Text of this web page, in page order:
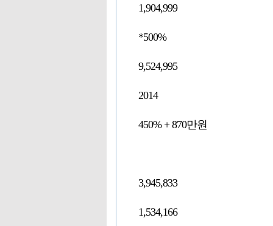
1,904,999
*500%
9,524,995
2014
450% + 870만원
3,945,833
1,534,166